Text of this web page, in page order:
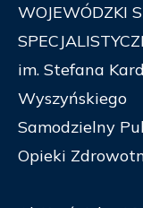
WOJEWÓDZKI
im. Stefana
Wyszyńskiego
Samodzielny
Opieki